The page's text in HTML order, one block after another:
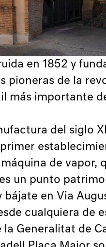
oficial de la
en los tres
del río Besòs, el
en 1852 y
pioneras de la
más importante
del siglo
de vapor,
un punto
bájate en Via
cualquiera de
Generalitat de